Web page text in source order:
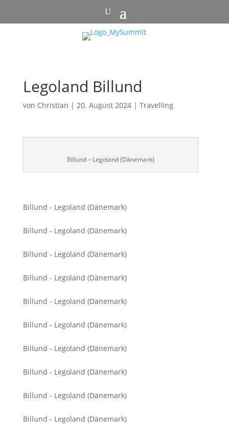
Legoland Billund
von Christian | 20. August 2024| Travelling
Billund – Legoland (Dänemark)
Billund - Legoland (Dänemark)
Billund - Legoland (Dänemark)
Billund - Legoland (Dänemark)
Billund - Legoland (Dänemark)
Billund - Legoland (Dänemark)
Billund - Legoland (Dänemark)
Billund - Legoland (Dänemark)
Billund - Legoland (Dänemark)
Billund - Legoland (Dänemark)
Billund - Legoland (Dänemark)